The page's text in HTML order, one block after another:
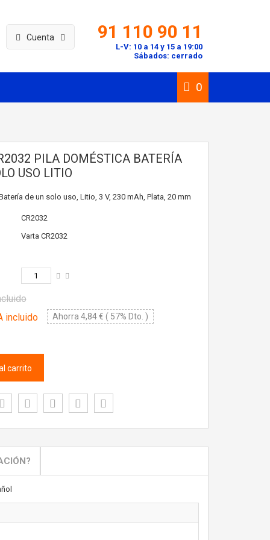
Cuenta 91 110 90 11
L-V: 10 a 14 y 15 a 19:00
Sábados: cerrado
0
PILA DOMÉSTICA BATERÍA
USO LITIO
de un solo uso, Litio, 3 V, 230 mAh, Plata, 20 mm
CR2032
Varta CR2032
incluido Ahorra 4,84 € ( 57% Dto. )
carrito